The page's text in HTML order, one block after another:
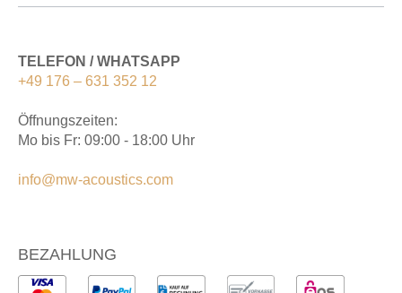
TELEFON / WHATSAPP
+49 176 – 631 352 12
Öffnungszeiten:
Mo bis Fr: 09:00 - 18:00 Uhr
info@mw-acoustics.com
BEZAHLUNG